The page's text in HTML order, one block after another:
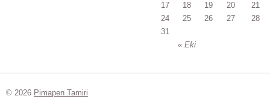
« Eki
17
18 19 20
21
24
25 26 27
28
31
© 2026 Pimapen Tamiri